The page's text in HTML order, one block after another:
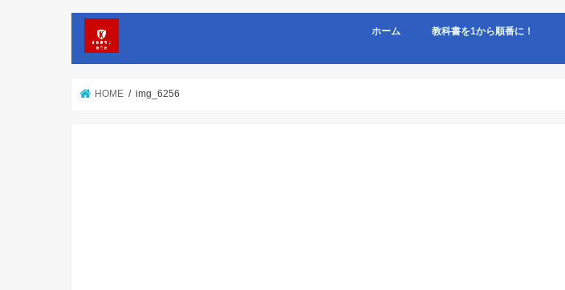
ホーム 教科書を1から順番に！
HOME img_6256